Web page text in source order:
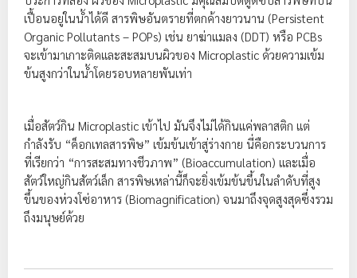
เปื้อนอยู่ในน้ำได้ดี สารพิษอันตรายที่ตกค้างยาวนาน (Persistent
Organic Pollutants – POPs) เช่น ยาฆ่าแมลง (DDT) หรือ PCBs
จะเข้ามาเกาะติดและสะสมบนผิวของ Microplastic ด้วยความเข้ม
ข้นสูงกว่าในน้ำโดยรอบหลายพันเท่า
เมื่อสัตว์กิน Microplastic เข้าไป มันจึงไม่ได้กินแค่พลาสติก แต่
กำลังรับ “ค็อกเทลสารพิษ” เข้มข้นเข้าสู่ร่างกาย นี่คือกระบวนการ
ที่เรียกว่า “การสะสมทางชีวภาพ” (Bioaccumulation) และเมื่อ
สัตว์ใหญ่กินสัตว์เล็ก สารพิษเหล่านี้ก็จะยิ่งเข้มข้นขึ้นในลำดับที่สูง
ขึ้นของห่วงโซ่อาหาร (Biomagnification) จนมาถึงจุดสูงสุดซึ่งรวม
ถึงมนุษย์ด้วย